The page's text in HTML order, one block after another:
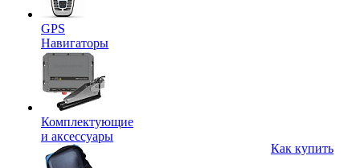
GPS
Навигаторы
Комплектующие
и аксессуары
Как купить